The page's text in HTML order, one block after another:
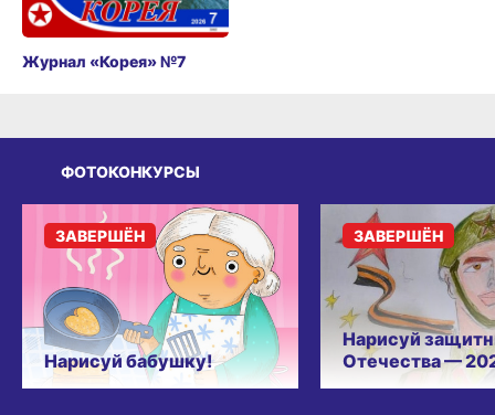
Журнал «Корея» №7
ФОТОКОНКУРСЫ
Нарисуй бабушку!
ЗАВЕРШЁН
Нарисуй
Отечества —
ЗАВЕРШЁН